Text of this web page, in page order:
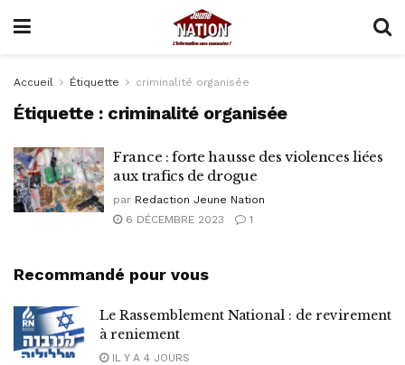
Accueil Étiquette criminalité organisée
Étiquette : criminalité organisée
France : forte hausse des violences liées
aux trafics de drogue
par Redaction Jeune Nation
6 DÉCEMBRE 2023
1
Recommandé pour vous
Le Rassemblement National : de revirement
à reniement
IL Y A 4 JOURS